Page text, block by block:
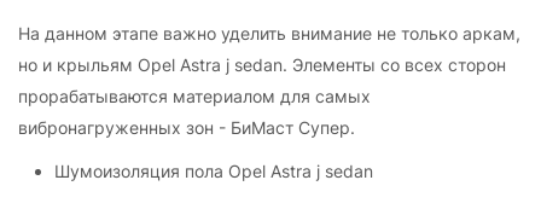
На данном этапе важно уделить внимание не только аркам,
но и крыльям Opel Astra j sedan. Элементы со всех сторон
прорабатываются материалом для самых
вибронагруженных зон - БиМаст Супер.
Шумоизоляция пола Opel Astra j sedan